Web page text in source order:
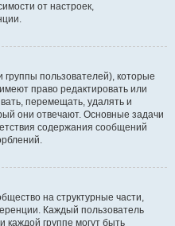
от настроек,
пользователей), которые
право редактировать или
перемещать, удалять и
они отвечают. Основные задачи
содержания сообщений
на структурные части,
Каждый пользователь
каждой группе могут быть